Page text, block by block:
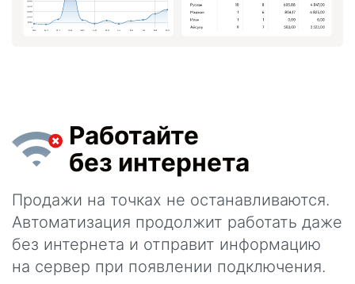
Работайте
без интернета
Продажи на точках не останавливаются.
Автоматизация продолжит работать даже
без интернета и отправит информацию
на сервер при появлении подключения.